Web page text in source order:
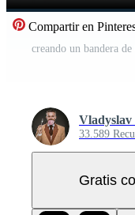
Compartir en
Vladyslav
33.589
Gratis